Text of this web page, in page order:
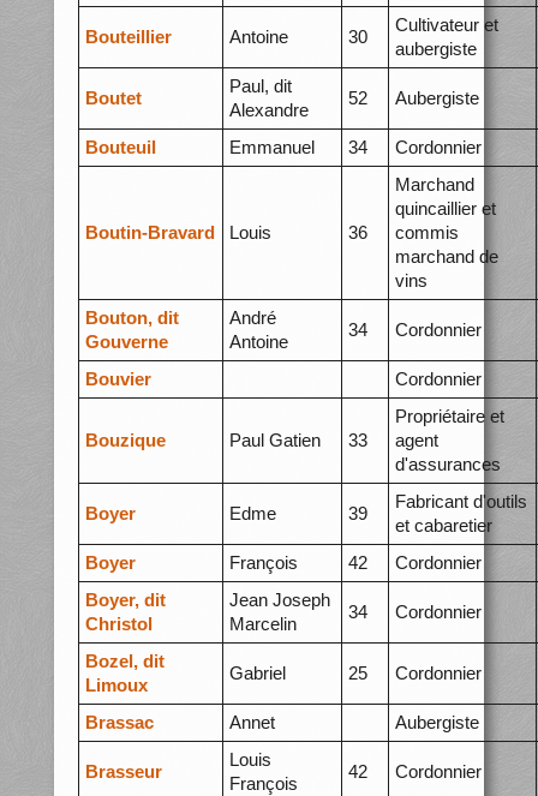
Bouteillier Antoine 30
Cultivateur et
aubergiste
Boutet
Paul, dit
Alexandre
52 Aubergiste
Bouteuil Emmanuel 34 Cordonnier
Boutin-Bravard Louis 36
Marchand
quincaillier et
commis
marchand de
vins
Bouton, dit
Gouverne
André
Antoine
34 Cordonnier
Bouvier Cordonnier
Bouzique Paul Gatien 33
Propriétaire et
agent
d'assurances
Boyer Edme 39
Fabricant d'outils
et cabaretier
Boyer
François 42
Cordonnier
Boyer, dit
Christol
Jean Joseph
Marcelin
34 Cordonnier
Bozel, dit
Limoux
Gabriel 25 Cordonnier
Brassac Annet Aubergiste
Brasseur
Louis
François
42 Cordonnier